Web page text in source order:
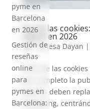
Fin de las
digital en 2026
porVanesa Dayan |
El fin de las
por completo la
marcas deben
marketing,
pyme en
Barcelona
en 2026
Gestión de
reseñas
online
para
pymes en
Barcelona: